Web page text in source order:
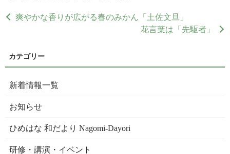
爽やかな香りが広がる春のみかん「土佐文旦」
花言葉は「先駆者」
新着情報一覧
お知らせ
ひめはな 和だより Nagomi-Dayori
研修・講演・イベント